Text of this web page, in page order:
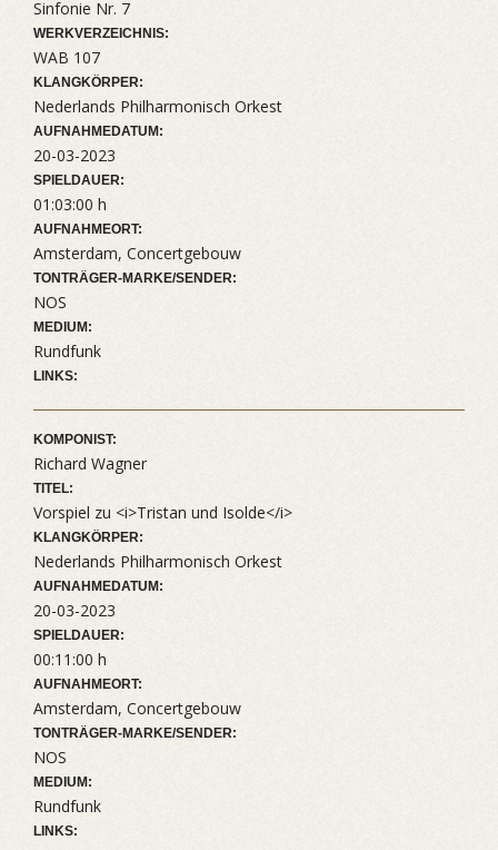
Sinfonie Nr. 7
WERKVERZEICHNIS:
WAB 107
KLANGKÖRPER:
Nederlands Philharmonisch Orkest
AUFNAHMEDATUM:
20-03-2023
SPIELDAUER:
01:03:00 h
AUFNAHMEORT:
Amsterdam, Concertgebouw
TONTRÄGER-MARKE/SENDER:
NOS
MEDIUM:
Rundfunk
LINKS:
KOMPONIST:
Richard Wagner
TITEL:
Vorspiel zu <i>Tristan und Isolde</i>
KLANGKÖRPER:
Nederlands Philharmonisch Orkest
AUFNAHMEDATUM:
20-03-2023
SPIELDAUER:
00:11:00 h
AUFNAHMEORT:
Amsterdam, Concertgebouw
TONTRÄGER-MARKE/SENDER:
NOS
MEDIUM:
Rundfunk
LINKS: